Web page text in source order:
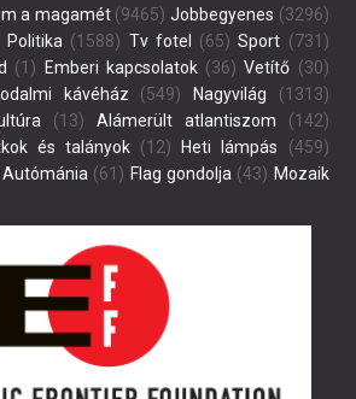
a magamét(9465) Jobbegyenes (3296)
Politika(1588) Tv fotel (65) Sport (731)
(1) Emberi kapcsolatok(36) Vetítő (30)
kávéház (549) Nagyvilág (1313)
(13) Alámerült atlantiszom (142)
és talányok (12) Heti lámpás (459)
Autómánia (61) Flag gondolja(43) Mozaik